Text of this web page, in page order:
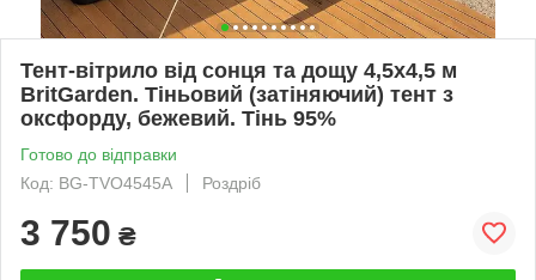
Тент-вітрило від сонця та дощу 4,5х4,5 м
BritGarden. Тіньовий (затіняючий) тент з
оксфорду, бежевий. Тінь 95%
Готово до відправки
Код: BG-TVO4545А
Роздріб
3 750 ₴